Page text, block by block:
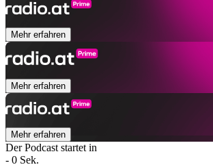
Mehr erfahren
Mehr erfahren
Mehr erfahren
Der Podcast startet in
- 0 Sek.